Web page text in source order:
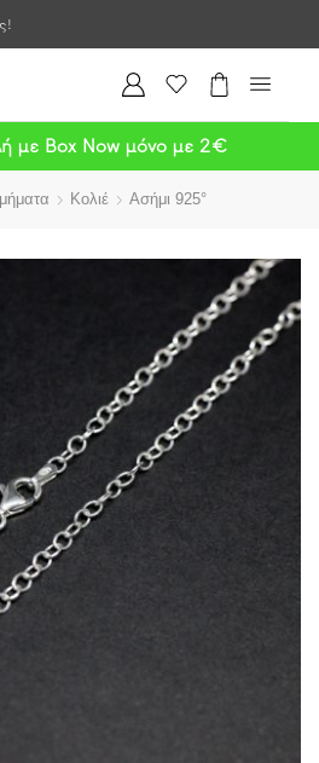
με Box Now μόνο με 2€
Κολιέ Ασήμι 925°